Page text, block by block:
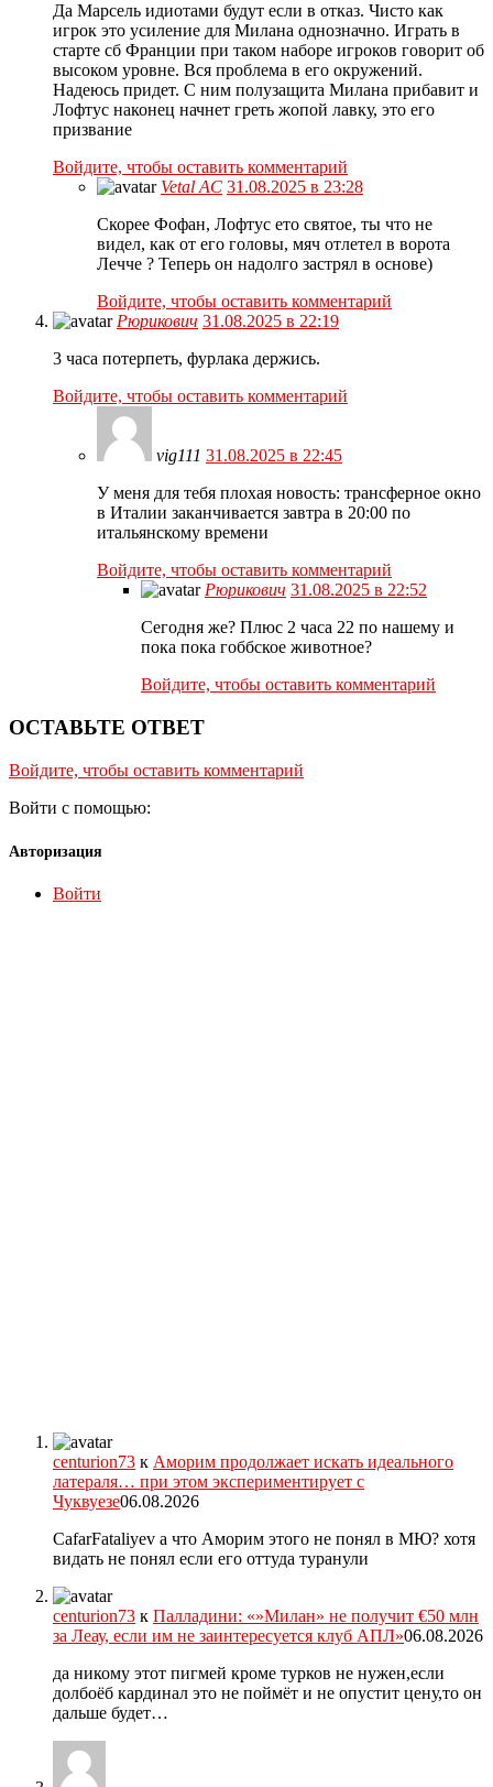
Да Марсель идиотами будут если в отказ. Чисто как
игрок это усиление для Милана однозначно. Играть в
старте сб Франции при таком наборе игроков говорит об
высоком уровне. Вся проблема в его окружений.
Надеюсь придет. С ним полузащита Милана прибавит и
Лофтус наконец начнет греть жопой лавку, это его
призвание
Войдите, чтобы оставить комментарий
Vetal AC 31.08.2025 в 23:28
Скорее Фофан, Лофтус ето святое, ты что не
видел, как от его головы, мяч отлетел в ворота
Лечче ? Теперь он надолго застрял в основе)
Войдите, чтобы оставить комментарий
Рюрикович 31.08.2025 в 22:19
3 часа потерпеть, фурлака держись.
Войдите, чтобы оставить комментарий
vig111 31.08.2025 в 22:45
У меня для тебя плохая новость: трансферное окно
в Италии заканчивается завтра в 20:00 по
итальянскому времени
Войдите, чтобы оставить комментарий
Рюрикович 31.08.2025 в 22:52
Сегодня же? Плюс 2 часа 22 по нашему и
пока пока гоббское животное?
Войдите, чтобы оставить комментарий
ОСТАВЬТЕ ОТВЕТ
Войдите, чтобы оставить комментарий
Войти с помощью:
Авторизация
Войти
centurion73 к Аморим продолжает искать идеального
латераля… при этом экспериментирует с
Чуквуезе06.08.2026
CafarFataliyev а что Аморим этого не понял в МЮ? хотя
видать не понял если его оттуда туранули
centurion73 к Палладини: «»Милан» не получит €50 млн
за Леау, если им не заинтересуется клуб АПЛ»06.08.2026
да никому этот пигмей кроме турков не нужен,если
долбоёб кардинал это не поймёт и не опустит цену,то он
дальше будет…